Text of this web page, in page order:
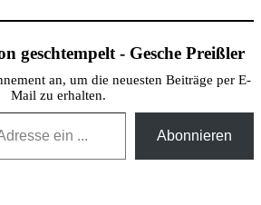
geschtempelt - Gesche Preißler
an, um die neuesten Beiträge per E-
Mail zu erhalten.
Abonnieren